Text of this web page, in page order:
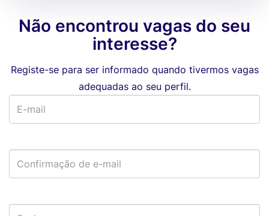
Não encontrou vagas do seu
interesse?
Registe-se para ser informado quando tivermos vagas
adequadas ao seu perfil.